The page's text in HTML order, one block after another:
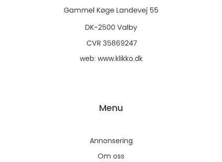
web: www.klikko.dk
Menu
Annonsering
Om oss